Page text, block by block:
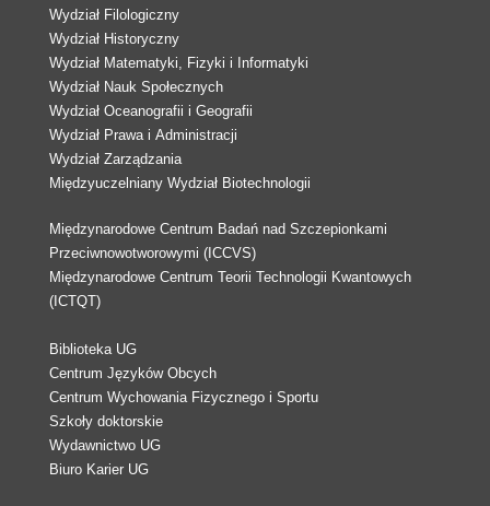
Wydział Filologiczny
Wydział Historyczny
Wydział Matematyki, Fizyki i Informatyki
Wydział Nauk Społecznych
Wydział Oceanografii i Geografii
Wydział Prawa i Administracji
Wydział Zarządzania
Międzyuczelniany Wydział Biotechnologii
Międzynarodowe Centrum Badań nad Szczepionkami
Przeciwnowotworowymi (ICCVS)
Międzynarodowe Centrum Teorii Technologii Kwantowych
(ICTQT)
Biblioteka UG
Centrum Języków Obcych
Centrum Wychowania Fizycznego i Sportu
Szkoły doktorskie
Wydawnictwo UG
Biuro Karier UG